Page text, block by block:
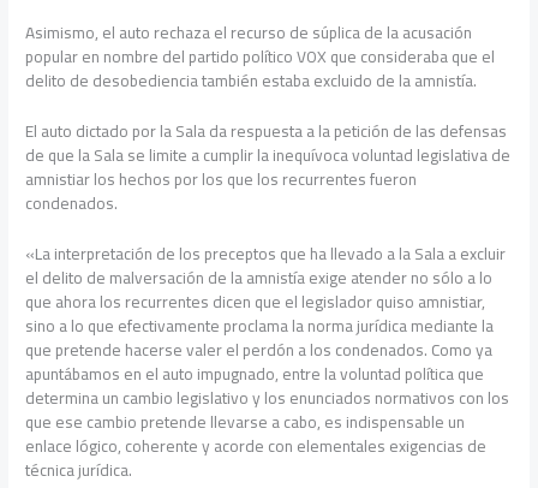
Asimismo, el auto rechaza el recurso de súplica de la acusación
popular en nombre del partido político VOX que consideraba que el
delito de desobediencia también estaba excluido de la amnistía.
El auto dictado por la Sala da respuesta a la petición de las defensas
de que la Sala se limite a cumplir la inequívoca voluntad legislativa de
amnistiar los hechos por los que los recurrentes fueron
condenados.
«La interpretación de los preceptos que ha llevado a la Sala a excluir
el delito de malversación de la amnistía exige atender no sólo a lo
que ahora los recurrentes dicen que el legislador quiso amnistiar,
sino a lo que efectivamente proclama la norma jurídica mediante la
que pretende hacerse valer el perdón a los condenados. Como ya
apuntábamos en el auto impugnado, entre la voluntad política que
determina un cambio legislativo y los enunciados normativos con los
que ese cambio pretende llevarse a cabo, es indispensable un
enlace lógico, coherente y acorde con elementales exigencias de
técnica jurídica.